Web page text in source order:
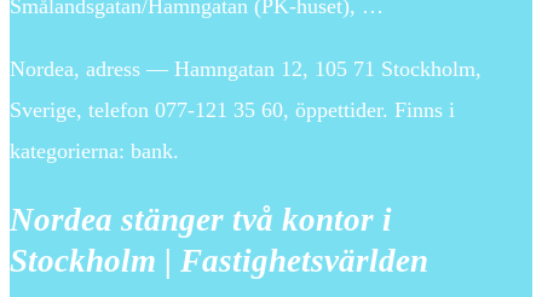
Smålandsgatan/Hamngatan (PK-huset), …
Nordea, adress — Hamngatan 12, 105 71 Stockholm,
Sverige, telefon 077-121 35 60, öppettider. Finns i
kategorierna: bank.
Nordea stänger två kontor i
Stockholm | Fastighetsvärlden